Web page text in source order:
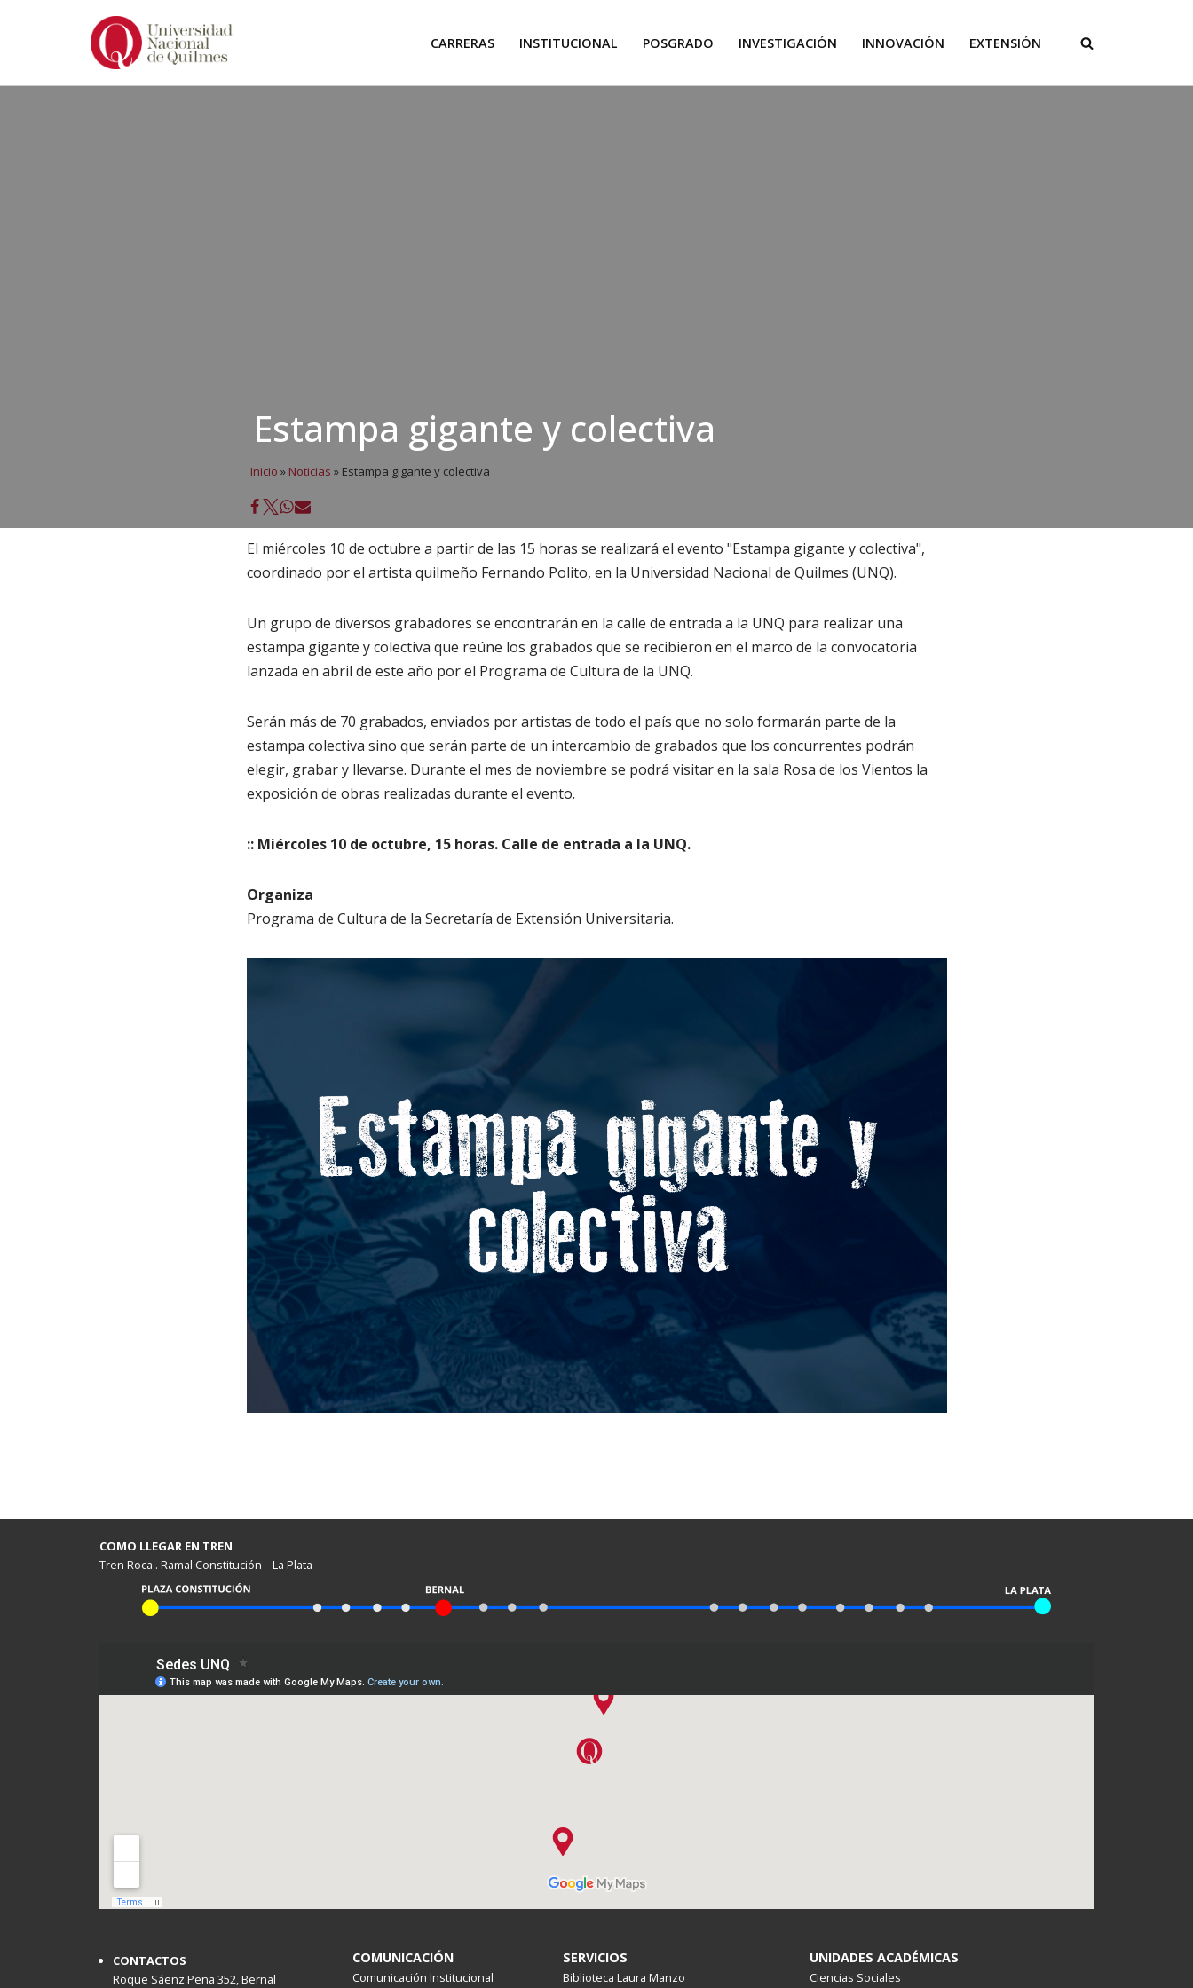
CARRERAS INSTITUCIONAL POSGRADO INVESTIGACIÓN INNOVACIÓN EXTENSIÓN
Estampa gigante y colectiva
Inicio » Noticias » Estampa gigante y colectiva
El miércoles 10 de octubre a partir de las 15 horas se realizará el evento "Estampa gigante y colectiva",
coordinado por el artista quilmeño Fernando Polito, en la Universidad Nacional de Quilmes (UNQ).
Un grupo de diversos grabadores se encontrarán en la calle de entrada a la UNQ para realizar una
estampa gigante y colectiva que reúne los grabados que se recibieron en el marco de la convocatoria
lanzada en abril de este año por el Programa de Cultura de la UNQ.
Serán más de 70 grabados, enviados por artistas de todo el país que no solo formarán parte de la
estampa colectiva sino que serán parte de un intercambio de grabados que los concurrentes podrán
elegir, grabar y llevarse. Durante el mes de noviembre se podrá visitar en la sala Rosa de los Vientos la
exposición de obras realizadas durante el evento.
:: Miércoles 10 de octubre, 15 horas. Calle de entrada a la UNQ.
Organiza
Programa de Cultura de la Secretaría de Extensión Universitaria.
COMO LLEGAR EN TREN
Tren Roca . Ramal Constitución – La Plata
CONTACTOS
Roque Sáenz Peña 352, Bernal
COMUNICACIÓN
Comunicación Institucional
SERVICIOS
Biblioteca Laura Manzo
UNIDADES ACADÉMICAS
Ciencias Sociales